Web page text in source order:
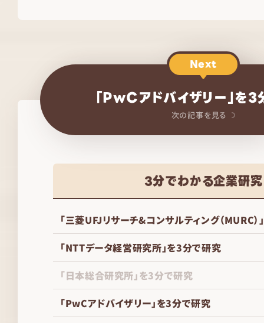
Next
「PwCアドバイザリー」を
次の記事を見る
3分でわかる企業研究
「三菱UFJリサーチ&コンサルティング（MURC
「NTTデータ経営研究所」を3分で研究
「日本総合研究所」を3分で研究
「PwCアドバイザリー」を3分で研究